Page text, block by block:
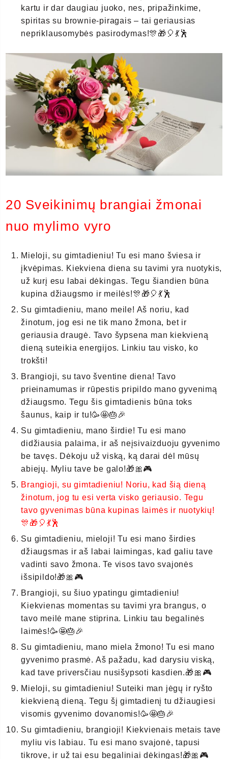
kartu ir dar daugiau juoko, nes, pripažinkime,
spiritas su brownie-piragais – tai geriausias
nepriklausomybės pasirodymas!🎊🎁🎈💃🕺
20 Sveikinimų brangiai žmonai
nuo mylimo vyro
Mieloji, su gimtadieniu! Tu esi mano šviesa ir
įkvėpimas. Kiekviena diena su tavimi yra nuotykis,
už kurį esu labai dėkingas. Tegu šiandien būna
kupina džiaugsmo ir meilės!🎊🎁🎈💃🕺
Su gimtadieniu, mano meile! Aš noriu, kad
žinotum, jog esi ne tik mano žmona, bet ir
geriausia draugė. Tavo šypsena man kiekvieną
dieną suteikia energijos. Linkiu tau visko, ko
trokšti!
Brangioji, su tavo šventine diena! Tavo
prieinamumas ir rūpestis pripildo mano gyvenimą
džiaugsmo. Tegu šis gimtadienis būna toks
šaunus, kaip ir tu!🥳🤩🎂🎉
Su gimtadieniu, mano širdie! Tu esi mano
didžiausia palaima, ir aš neįsivaizduoju gyvenimo
be tavęs. Dėkoju už viską, ką darai dėl mūsų
abiejų. Myliu tave be galo!🎁🎀🎮
Brangioji, su gimtadieniu! Noriu, kad šią dieną
žinotum, jog tu esi verta visko geriausio. Tegu
tavo gyvenimas būna kupinas laimės ir nuotykių!
🎊🎁🎈💃🕺
Su gimtadieniu, mieloji! Tu esi mano širdies
džiaugsmas ir aš labai laimingas, kad galiu tave
vadinti savo žmona. Te visos tavo svajonės
išsipildo!🎁🎀🎮
Brangioji, su šiuo ypatingu gimtadieniu!
Kiekvienas momentas su tavimi yra brangus, o
tavo meilė mane stiprina. Linkiu tau begalinės
laimės!🥳🤩🎂🎉
Su gimtadieniu, mano miela žmono! Tu esi mano
gyvenimo prasmė. Aš pažadu, kad darysiu viską,
kad tave priversčiau nusišypsoti kasdien.🎁🎀🎮
Mieloji, su gimtadieniu! Suteiki man jėgų ir ryšto
kiekvieną dieną. Tegu šį gimtadienį tu džiaugiesi
visomis gyvenimo dovanomis!🥳🤩🎂🎉
Su gimtadieniu, brangioji! Kiekvienais metais tave
myliu vis labiau. Tu esi mano svajonė, tapusi
tikrove, ir už tai esu begaliniai dėkingas!🎁🎀🎮